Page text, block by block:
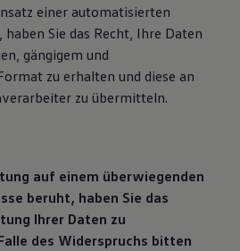
einer automatisierten
Sie das Recht, Ihre Daten
gängigem und
zu erhalten und diese an
zu übermitteln.
auf einem überwiegenden
beruht, haben Sie das
Ihrer Daten zu
des Widerspruchs bitten